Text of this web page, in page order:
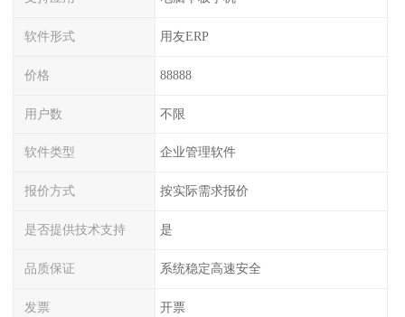
软件形式 用友ERP
价格 88888
用户数 不限
软件类型 企业管理软件
报价方式 按实际需求报价
是否提供技术支持 是
品质保证 系统稳定高速安全
发票 开票